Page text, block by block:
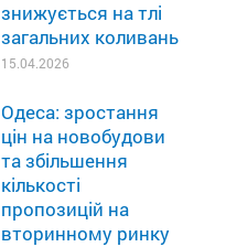
знижується на тлі
загальних коливань
15.04.2026
Одеса: зростання
цін на новобудови
та збільшення
кількості
пропозицій на
вторинному ринку